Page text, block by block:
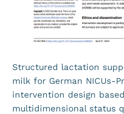
Structured lactation
milk for German NICUs-
intervention design
multidimensional status